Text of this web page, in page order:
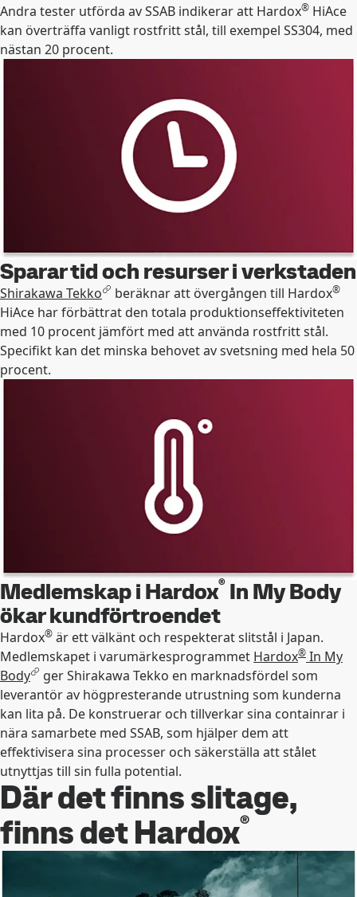
Andra tester utförda av SSAB indikerar att Hardox® HiAce
kan överträffa vanligt rostfritt stål, till exempel SS304, med
nästan 20 procent.
Sparar tid och resurser i verkstaden
Shirakawa Tekko beräknar att övergången till Hardox®
HiAce har förbättrat den totala produktionseffektiviteten
med 10 procent jämfört med att använda rostfritt stål.
Specifikt kan det minska behovet av svetsning med hela 50
procent.
Medlemskap i Hardox® In My Body
ökar kundförtroendet
Hardox® är ett välkänt och respekterat slitstål i Japan.
Medlemskapet i varumärkesprogrammet Hardox® In My
Body
ger Shirakawa Tekko en marknadsfördel som
leverantör av högpresterande utrustning som kunderna
kan lita på. De konstruerar och tillverkar sina containrar i
nära samarbete med SSAB, som hjälper dem att
effektivisera sina processer och säkerställa att stålet
utnyttjas till sin fulla potential.
Där det finns slitage,
finns det Hardox®